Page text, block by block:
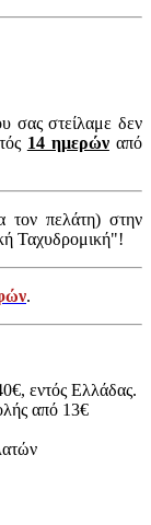
σας στείλαμε δεν
14 ημερώναπό
τον πελάτη) στην
Ταχυδρομική"!
.
εντός Ελλάδας.
από 13€